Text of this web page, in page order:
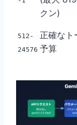
クン)
512-
24576
正確なト
予算